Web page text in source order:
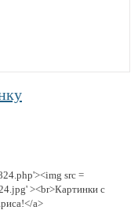
src =
><br>Картинки с
a>